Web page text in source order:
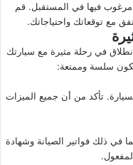
فيها في المستقبل. قم
مع توقعاتك واحتياجاتك.
في رحلة مثيرة مع سيارتك
تكون سلسة وممتعة:
تأكد من أن جميع الميزات
في ذلك فواتير الصيانة وشهادة